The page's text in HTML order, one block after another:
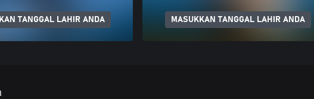
TANGGAL LAHIR ANDA MASUKKAN TANGGAL LAHIR ANDA